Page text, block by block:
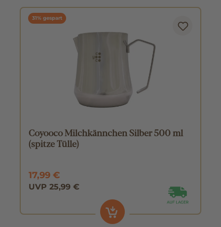
31% gespart
Coyooco Milchkännchen Silber 500 ml
(spitze Tülle)
17,99 €
UVP 25,99 €